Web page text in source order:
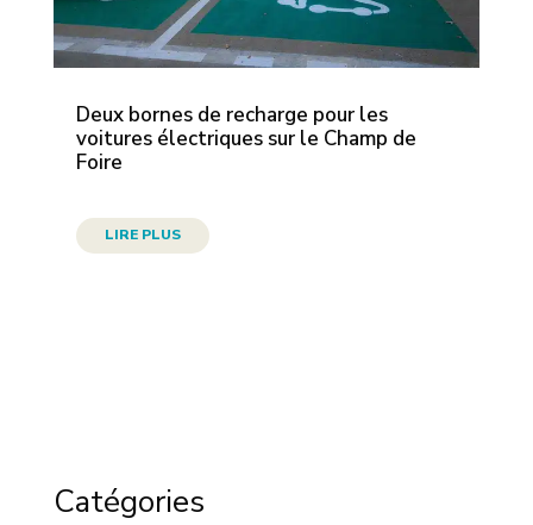
Deux bornes de recharge pour les
voitures électriques sur le Champ de
Foire
LIRE PLUS
Catégories